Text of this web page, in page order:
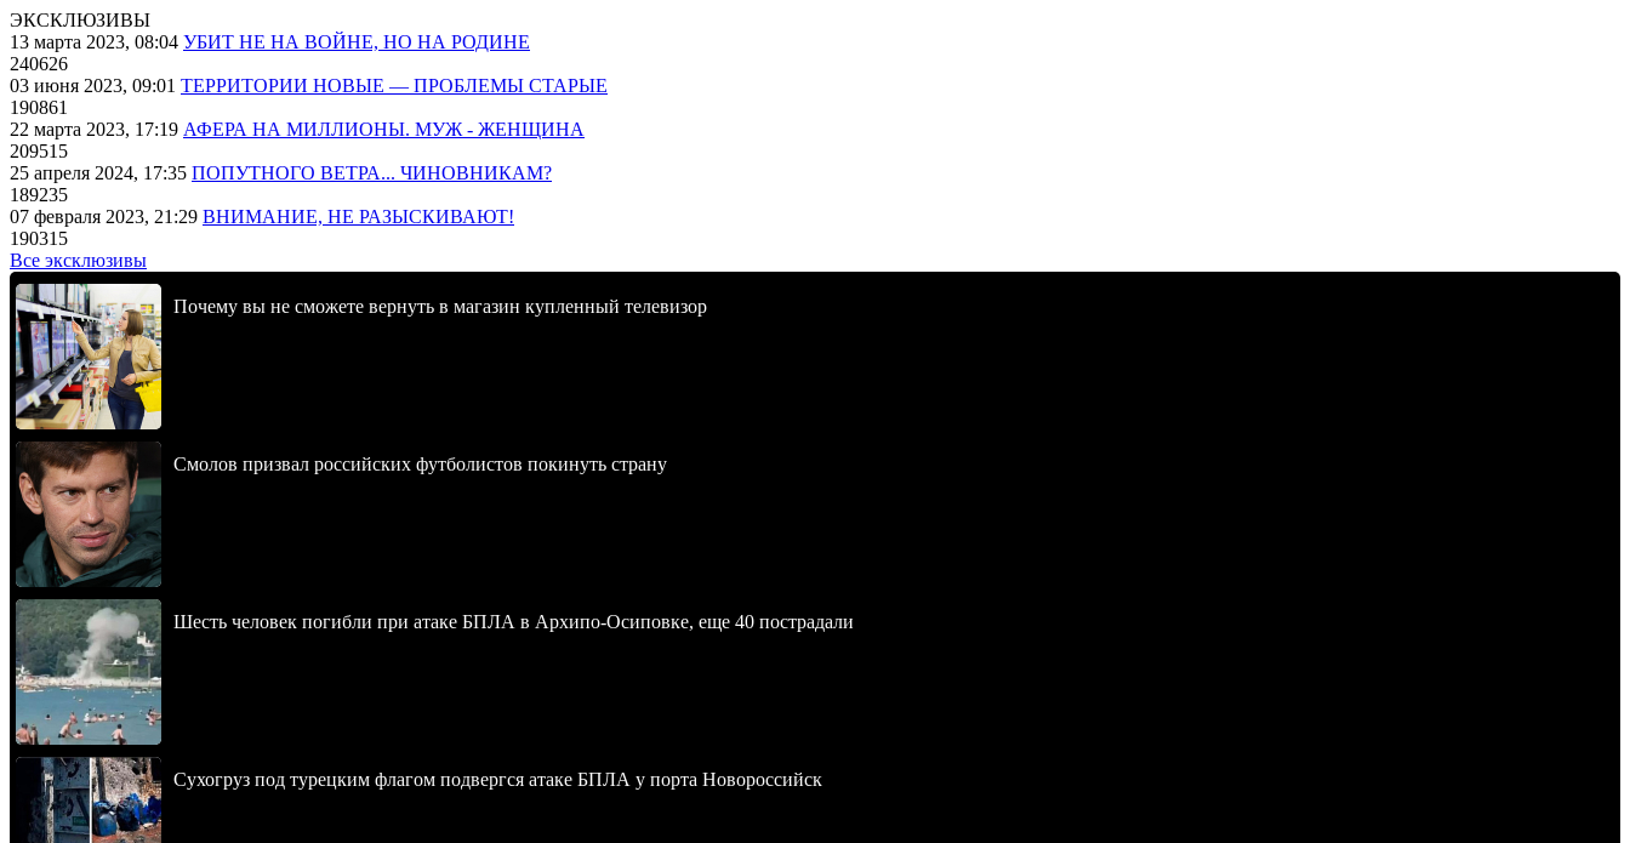
ЭКСКЛЮЗИВЫ
13 марта 2023, 08:04 УБИТ НЕ НА ВОЙНЕ, НО НА РОДИНЕ
240626
03 июня 2023, 09:01 ТЕРРИТОРИИ НОВЫЕ — ПРОБЛЕМЫ СТАРЫЕ
190861
22 марта 2023, 17:19 АФЕРА НА МИЛЛИОНЫ. МУЖ - ЖЕНЩИНА
209515
25 апреля 2024, 17:35 ПОПУТНОГО ВЕТРА... ЧИНОВНИКАМ?
189235
07 февраля 2023, 21:29 ВНИМАНИЕ, НЕ РАЗЫСКИВАЮТ!
190315
Все эксклюзивы
Почему вы не сможете вернуть в магазин купленный телевизор
Смолов призвал российских футболистов покинуть страну
Шесть человек погибли при атаке БПЛА в Архипо-Осиповке, еще 40 пострадали
Сухогруз под турецким флагом подвергся атаке БПЛА у порта Новороссийск